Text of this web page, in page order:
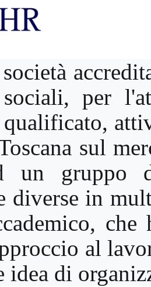
per
qualificato,
sul
un gruppo
diverse in
al
idea di